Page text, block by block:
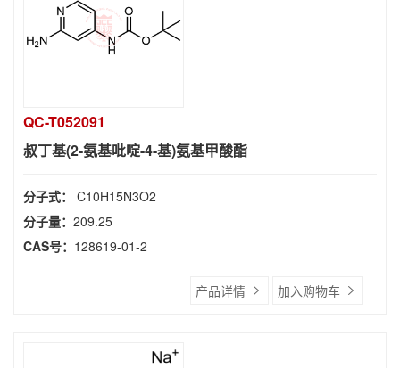
QC-T052091
叔丁基(2-氨基吡啶-4-基)氨基甲酸酯
分子式： C10H15N3O2
分子量： 209.25
CAS号： 128619-01-2
产品详情 加入购物车